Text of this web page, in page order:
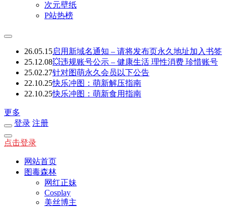
次元壁纸
P站热榜
26.05.15启用新域名通知 – 请将发布页永久地址加入书签
25.12.08💥违规账号公示 – 健康生活 理性消费 珍惜账号
25.02.27针对图萌永久会员以下公告
22.10.25快乐冲图：萌新解压指南
22.10.25快乐冲图：萌新食用指南
更多
登录 注册
点击登录
网站首页
图毒森林
网红正妹
Cosplay
美丝博主